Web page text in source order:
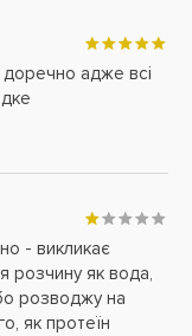
адже всі
- викликає
розчину як вода,
розводжу на
як протеїн